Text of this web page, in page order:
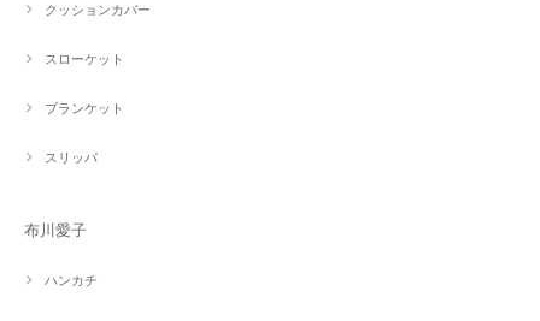
クッションカバー
スローケット
ブランケット
スリッパ
布川愛子
ハンカチ